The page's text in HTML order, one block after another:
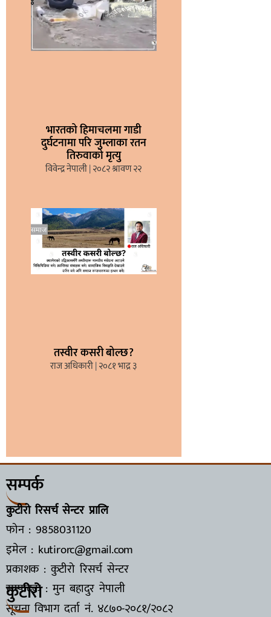
भारतको हिमाचलमा गाडी
दुर्घटनामा परि जुम्लाका रतन
तिरुवाको मृत्यु
विवेन्द्र नेपाली २०८२ श्रावण २२
तस्वीर कसरी बोल्छ?
राज अधिकारी २०८१ भाद्र ३
सम्पर्क
कुटीरो रिसर्च सेन्टर प्रालि
फोन : 9858031120
इमेल : kutirorc@gmail.com
प्रकाशक : कुटीरो रिसर्च सेन्टर
सम्पादक : मुन बहादुर नेपाली
सूचना विभाग दर्ता नं. ४८७०-२०८१/२०८२
कुटीरो